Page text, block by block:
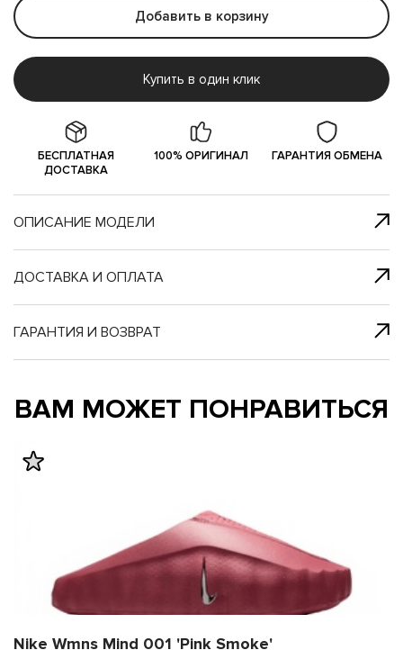
Добавить в корзину
Купить в один клик
клик
и в
наш
БЕСПЛАТНАЯ
ДОСТАВКА
100% ОРИГИНАЛ ГАРАНТИЯ ОБМЕНА
ОПИСАНИЕ МОДЕЛИ
ДОСТАВКА И ОПЛАТА
ГАРАНТИЯ И ВОЗВРАТ
ВАМ МОЖЕТ ПОНРАВИТЬСЯ
Nike Wmns Mind 001 'Pink Smoke'
с нами
и в
наш